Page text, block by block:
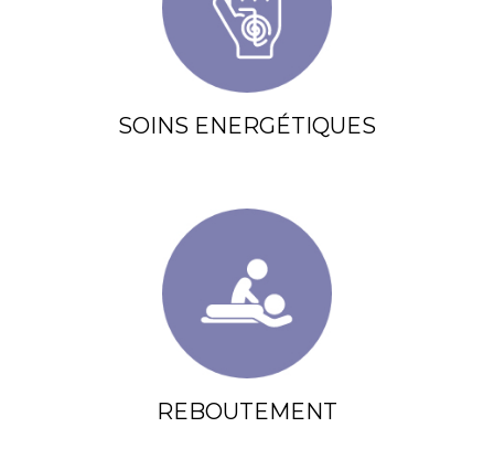
SOINS ENERGÉTIQUES
REBOUTEMENT